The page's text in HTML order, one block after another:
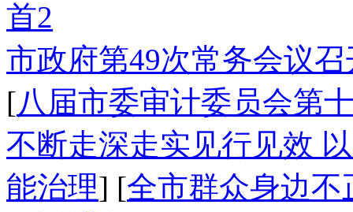
市政府第49次常务会议召
[八届市委审计委员会第
不断走深走实见行见效
能治理] [全市群众身边